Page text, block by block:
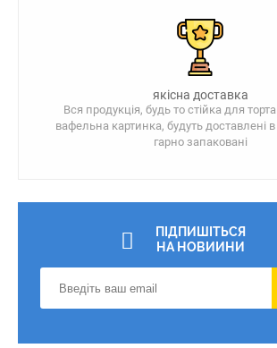
якісна доставка
Вся продукція, будь то стійка для
вафельна картинка, будуть доставлені в
гарно запаковані
ПІДПИШІТЬСЯ
НА НОВИИНИ